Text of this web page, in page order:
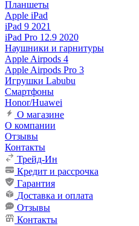
Планшеты
Apple iPad
iPad 9 2021
iPad Pro 12.9 2020
Наушники и гарнитуры
Apple Airpods 4
Apple Airpods Pro 3
Игрушки Labubu
Смартфоны
Honor/Huawei
О магазине
О компании
Отзывы
Контакты
Трейд-Ин
Кредит и рассрочка
Гарантия
Доставка и оплата
Отзывы
Контакты